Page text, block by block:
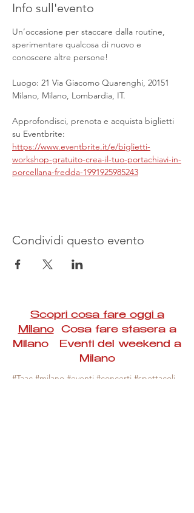
Info sull'evento
Un’occasione per staccare dalla routine,
sperimentare qualcosa di nuovo e
conoscere altre persone!
Luogo: 21 Via Giacomo Quarenghi, 20151
Milano, Milano, Lombardia, IT.
Approfondisci, prenota e acquista biglietti
su Eventbrite:
https://www.eventbrite.it/e/biglietti-
workshop-gratuito-crea-il-tuo-portachiavi-in-
porcellana-fredda-1991925985243
Condividi questo evento
Scopri cosa fare oggi a
MilanoCosa fare stasera a
Milano Eventi del weekend a
Milano
#Taac #milano #eventi #concerti #spettacoli